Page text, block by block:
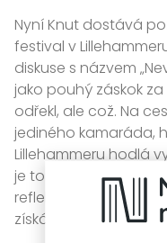
Nyní Knut dostává
festival v
diskuse s názvem
jako pouhý záskok
odřekl, ale což. Na
jediného kamaráda,
Lillehammeru hodlá
je to pro něj jistá
reflektorů. A přestože
získá Knut díky ní